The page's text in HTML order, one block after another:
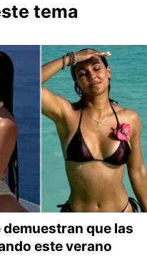
tema
demuestran que las
este verano